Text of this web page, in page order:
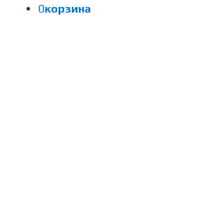
0корзина